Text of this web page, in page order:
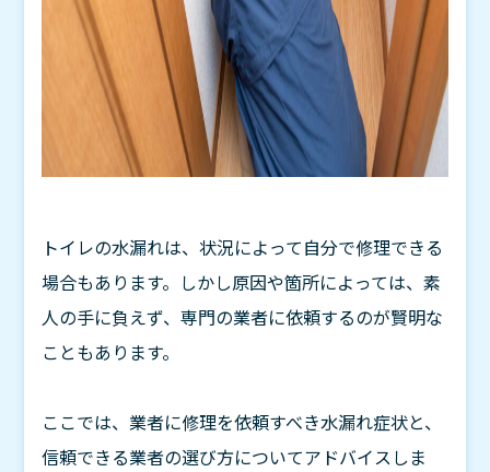
トイレの水漏れは、状況によって自分で修理できる
場合もあります。しかし原因や箇所によっては、素
人の手に負えず、専門の業者に依頼するのが賢明な
こともあります。
ここでは、業者に修理を依頼すべき水漏れ症状と、
信頼できる業者の選び方についてアドバイスしま